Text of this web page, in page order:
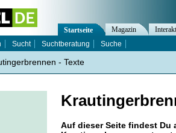
Auf dieser Seite findest Du
Startseite Magazin
Sucht Suchtberatung Suche
- Texte